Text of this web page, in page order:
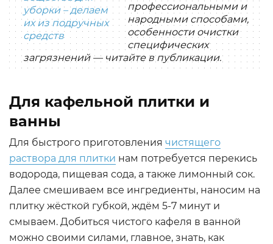
профессиональными и
народными способами,
особенности очистки
специфических
загрязнений — читайте в публикации.
Для кафельной плитки и
ванны
Для быстрого приготовления чистящего
раствора для плитки нам потребуется перекись
водорода, пищевая сода, а также лимонный сок.
Далее смешиваем все ингредиенты, наносим на
плитку жёсткой губкой, ждём 5-7 минут и
смываем. Добиться чистого кафеля в ванной
можно своими силами, главное, знать, как